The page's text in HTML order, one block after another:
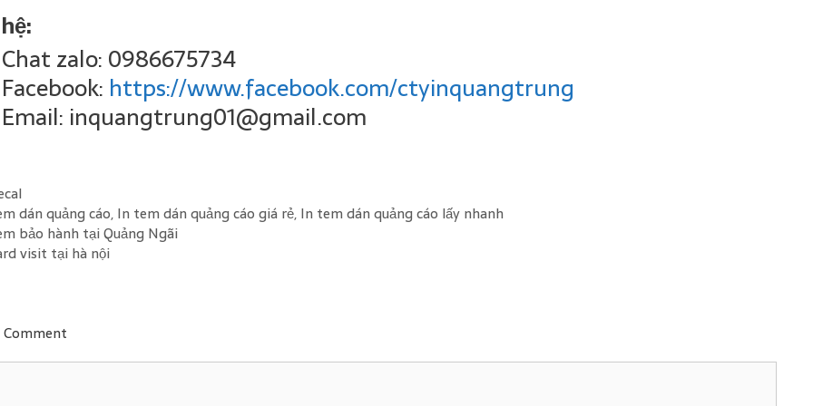
Chat zalo: 0986675734
Facebook: https://www.facebook.com/ctyinquangtrung
Email: inquangtrung01@gmail.com
dán quảng cáo, In tem dán quảng cáo giá rẻ, In tem dán quảng cáo lấy nhanh
bảo hành tại Quảng Ngãi
visit tại hà nội
Comment